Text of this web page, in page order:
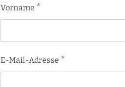
Vorname *
E-Mail-Adresse *